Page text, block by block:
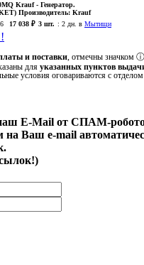
Krauf- Генератор.
Производитель: Krauf
17 038 ₽ 3 шт. : 2 дн. в Мытищи
и поставки , отмечны значком ⓘ
для указанных пунктов
условия оговариваются с
E-Mail от СПАМ-
Ваш e-mail